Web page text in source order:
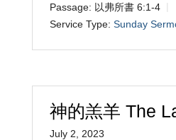
Passage: 以弗所書 6:1-4
Service Type: Sunday
神的羔羊 The
July 2, 2023